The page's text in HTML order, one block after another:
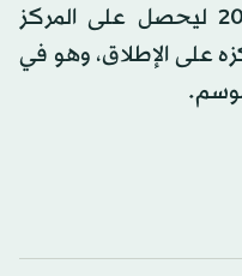
نقطة) في موسم 2024- 2025 ليحصل على المركز
على الإطلاق، وهو في